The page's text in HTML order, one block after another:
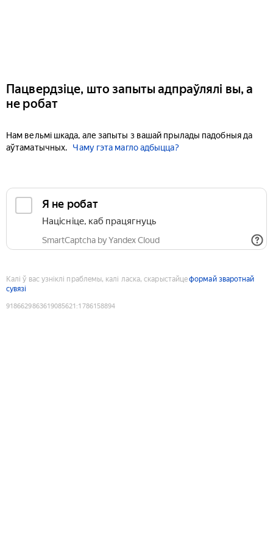
Пацвердзіце, што запыты адпраўлялі вы, а
не робат
Нам вельмі шкада, але запыты з вашай прылады падобныя да
аўтаматычных.
Чаму гэта магло адбыцца?
Я не робат
Націсніце, каб працягнуць
SmartCaptcha by Yandex Cloud
Калі ў вас узніклі праблемы, калі ласка, скарыстайцеформай зваротнай
сувязі
9186629863619085621 :1786158894